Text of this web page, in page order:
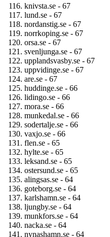
knivsta.se - 67
lund.se - 67
nordanstig.se - 67
norrkoping.se - 67
orsa.se - 67
svenljunga.se - 67
upplandsvasby.se - 67
uppvidinge.se - 67
are.se - 67
huddinge.se - 66
lidingo.se - 66
mora.se - 66
munkedal.se - 66
sodertalje.se - 66
vaxjo.se - 66
flen.se - 65
hylte.se - 65
leksand.se - 65
ostersund.se - 65
alingsas.se - 64
goteborg.se - 64
karlshamn.se - 64
ljungby.se - 64
munkfors.se - 64
nacka.se - 64
nynashamn.se - 64